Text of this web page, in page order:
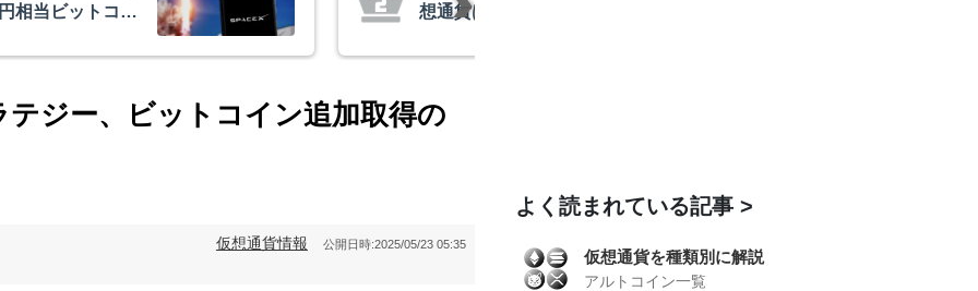
ットワイズCIO
ISOが新規承認 ドイツ、日本など
ジー、ビットコイン追加取得の
仮想通貨情報 公開日時:2025/05/23 05:35
よく読まれている記事
仮想通貨を種類別に解説
アルトコイン一覧